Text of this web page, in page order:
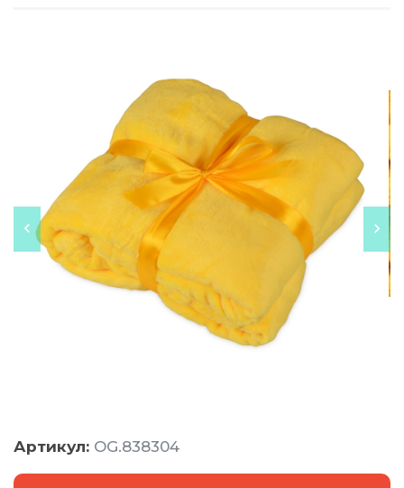
Артикул: OG.838304